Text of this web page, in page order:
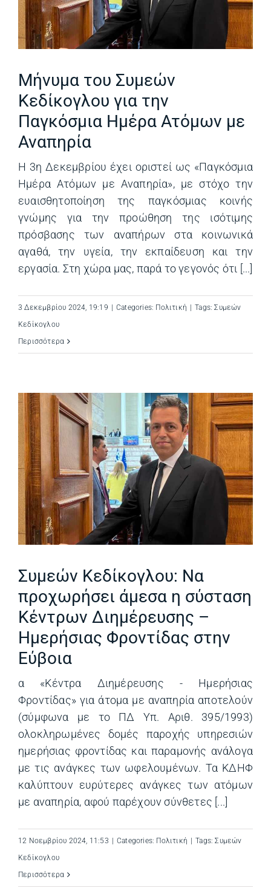
Μήνυμα του Συμεών
Κεδίκογλου για την
Παγκόσμια Ημέρα Ατόμων με
Αναπηρία
Η 3η Δεκεμβρίου έχει οριστεί ως «Παγκόσμια
Ημέρα Ατόμων με Αναπηρία», με στόχο την
ευαισθητοποίηση της παγκόσμιας κοινής
γνώμης για την προώθηση της ισότιμης
πρόσβασης των αναπήρων στα κοινωνικά
αγαθά, την υγεία, την εκπαίδευση και την
εργασία. Στη χώρα μας, παρά το γεγονός ότι [...]
3 Δεκεμβρίου 2024, 19:19 Categories: Πολιτική Tags:Συμεών
Κεδίκογλου
Περισσότερα
Συμεών Κεδίκογλου: Να
προχωρήσει άμεσα η σύσταση
Κέντρων Διημέρευσης –
Ημερήσιας Φροντίδας στην
Εύβοια
α «Κέντρα Διημέρευσης - Ημερήσιας
Φροντίδας» για άτομα με αναπηρία αποτελούν
(σύμφωνα με το ΠΔ Υπ. Αριθ. 395/1993)
ολοκληρωμένες δομές παροχής υπηρεσιών
ημερήσιας φροντίδας και παραμονής ανάλογα
με τις ανάγκες των ωφελουμένων. Τα ΚΔΗΦ
καλύπτουν ευρύτερες ανάγκες των ατόμων
με αναπηρία, αφού παρέχουν σύνθετες [...]
12 Νοεμβρίου 2024, 11:53 Categories: Πολιτική Tags:Συμεών
Κεδίκογλου
Περισσότερα